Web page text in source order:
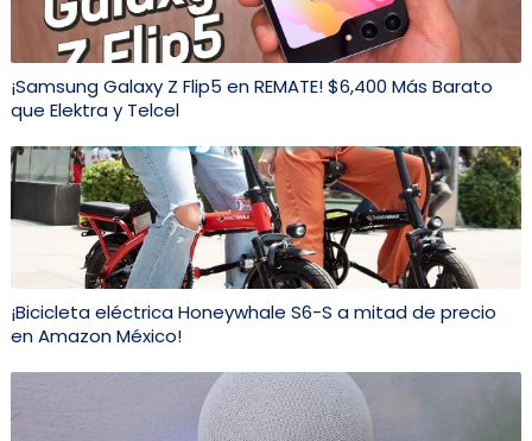
¡Samsung Galaxy Z Flip5 en REMATE! $6,400 Más Barato
que Elektra y Telcel
¡Bicicleta eléctrica Honeywhale S6-S a mitad de precio
en Amazon México!